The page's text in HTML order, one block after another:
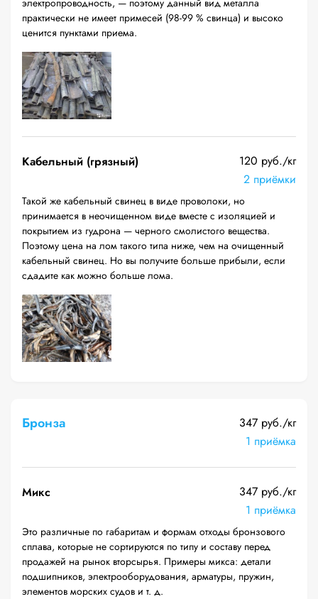
электропроводность, — поэтому данный вид металла
практически не имеет примесей (98-99 % свинца) и высоко
ценится пунктами приема.
Кабельный (грязный)
120 руб./кг
2 приёмки
Такой же кабельный свинец в виде проволоки, но
принимается в неочищенном виде вместе с изоляцией и
покрытием из гудрона — черного смолистого вещества.
Поэтому цена на лом такого типа ниже, чем на очищенный
кабельный свинец. Но вы получите больше прибыли, если
сдадите как можно больше лома.
Бронза
347 руб./кг
1 приёмка
Микс
347 руб./кг
1 приёмка
Это различные по габаритам и формам отходы бронзового
сплава, которые не сортируются по типу и составу перед
продажей на рынок вторсырья. Примеры микса: детали
подшипников, электрооборудования, арматуры, пружин,
элементов морских судов и т. д.